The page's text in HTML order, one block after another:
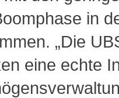
in
„Die
eine echte